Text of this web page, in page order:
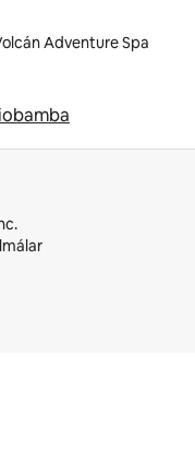
Adventure Spa